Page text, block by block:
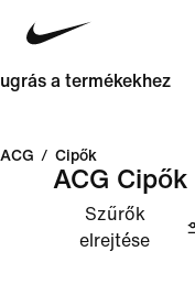
ugrás a termékekhez
ACG / Cipők
ACG Cipők
Szűrők
elrejtése